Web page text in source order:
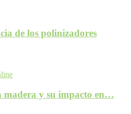
de los polinizadores
madera y su impacto en…